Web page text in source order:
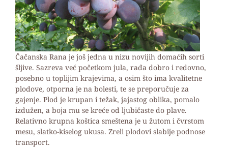
Čačanska Rana je još jedna u nizu novijih domaćih sorti
šljive. Sazreva već početkom jula, rađa dobro i redovno,
posebno u toplijim krajevima, a osim što ima kvalitetne
plodove, otporna je na bolesti, te se preporučuje za
gajenje. Plod je krupan i težak, jajastog oblika, pomalo
izdužen, a boja mu se kreće od ljubičaste do plave.
Relativno krupna koštica smeštena je u žutom i čvrstom
mesu, slatko-kiselog ukusa. Zreli plodovi slabije podnose
transport.